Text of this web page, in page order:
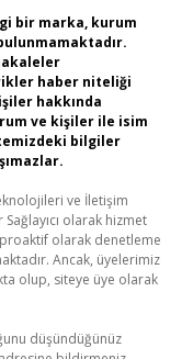
bir marka, kurum
haber niteliği
hakkında
ve kişiler ile isim
bilgiler
ve İletişim
olarak hizmet
olarak denetleme
Ancak, üyelerimiz
olup, siteye üye olarak
düşündüğünüz